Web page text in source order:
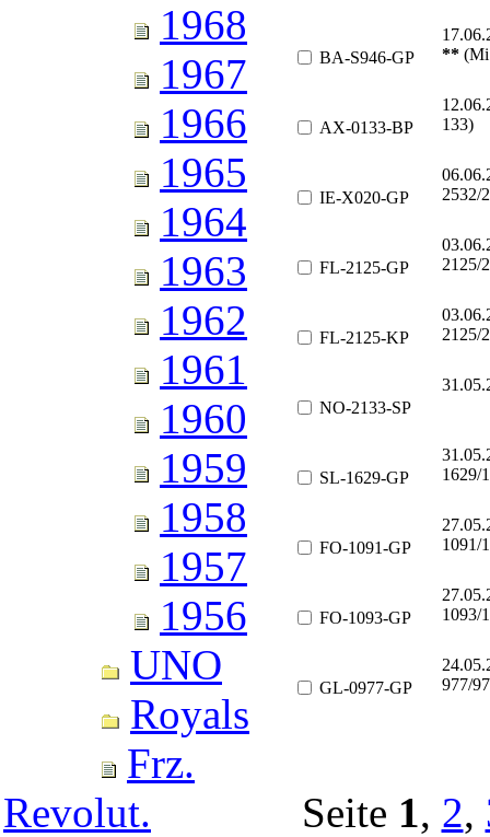
1968
1967
1966
1965
1964
1963
1962
1961
1960
1959
1958
1957
1956
UNO
Royals
Frz.
Revolut.
BA-S946-GP
** (Mi
AX-0133-BP
133)
IE-X020-GP
2532/
FL-2125-GP
2125/
FL-2125-KP
2125/
NO-2133-SP
SL-1629-GP
1629/
FO-1091-GP
1091/
FO-1093-GP
1093/
GL-0977-GP
977/
Seite 1, 2,